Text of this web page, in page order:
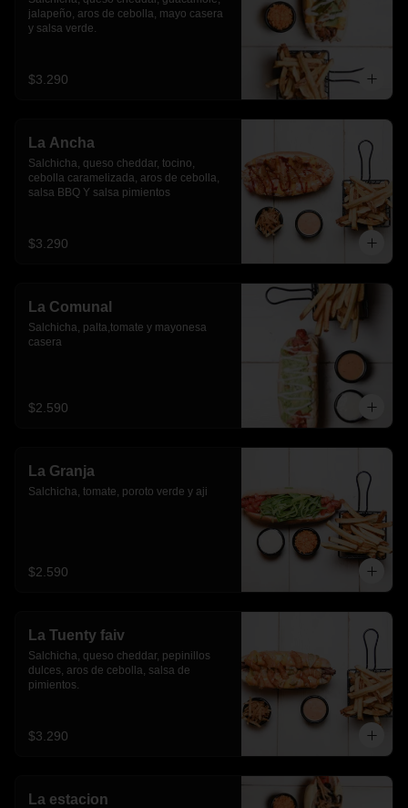
jalapeño, aros de cebolla, mayo casera
y salsa verde.
$3.290
La Ancha
Salchicha, queso cheddar, tocino,
cebolla caramelizada, aros de cebolla,
salsa BBQ Y salsa pimientos
$3.290
La Comunal
Salchicha, palta,tomate y mayonesa
casera
$2.590
La Granja
Salchicha, tomate, poroto verde y aji
$2.590
La Tuenty faiv
Salchicha, queso cheddar, pepinillos
dulces, aros de cebolla, salsa de
pimientos.
$3.290
La estacion